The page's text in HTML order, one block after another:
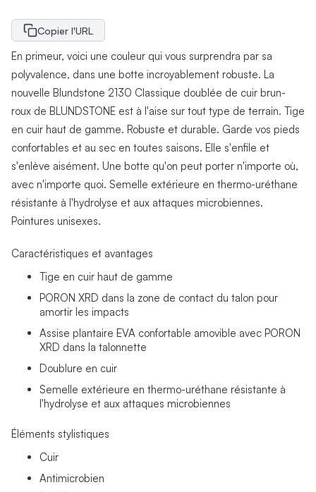
Copier l'URL
En primeur, voici une couleur qui vous surprendra par sa
polyvalence, dans une botte incroyablement robuste. La
nouvelle Blundstone 2130 Classique doublée de cuir brun-
roux de BLUNDSTONE est à l'aise sur tout type de terrain. Tige
en cuir haut de gamme. Robuste et durable. Garde vos pieds
confortables et au sec en toutes saisons. Elle s'enfile et
s'enlève aisément. Une botte qu'on peut porter n'importe où,
avec n'importe quoi. Semelle extérieure en thermo-uréthane
résistante à l'hydrolyse et aux attaques microbiennes.
Pointures unisexes.
Caractéristiques et avantages
Tige en cuir haut de gamme
PORON XRD dans la zone de contact du talon pour
amortir les impacts
Assise plantaire EVA confortable amovible avec PORON
XRD dans la talonnette
Doublure en cuir
Semelle extérieure en thermo-uréthane résistante à
l'hydrolyse et aux attaques microbiennes
Éléments stylistiques
Cuir
Antimicrobien